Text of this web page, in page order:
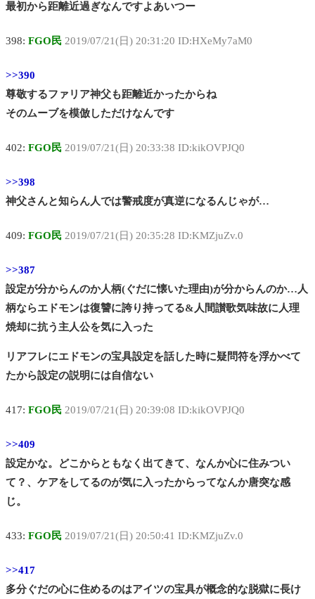
最初から距離近過ぎなんですよあいつー
398: FGO民 2019/07/21(日) 20:31:20 ID:HXeMy7aM0
>>390
尊敬するファリア神父も距離近かったからね
そのムーブを模倣しただけなんです
402: FGO民 2019/07/21(日) 20:33:38 ID:kikOVPJQ0
>>398
神父さんと知らん人では警戒度が真逆になるんじゃが…
409: FGO民 2019/07/21(日) 20:35:28 ID:KMZjuZv.0
>>387
設定が分からんのか人柄(ぐだに懐いた理由)が分からんのか…人
柄ならエドモンは復讐に誇り持ってる&人間讃歌気味故に人理
焼却に抗う主人公を気に入った
リアフレにエドモンの宝具設定を話した時に疑問符を浮かべて
たから設定の説明には自信ない
417: FGO民 2019/07/21(日) 20:39:08 ID:kikOVPJQ0
>>409
設定かな。どこからともなく出てきて、なんか心に住みつい
て？、ケアをしてるのが気に入ったからってなんか唐突な感
じ。
433: FGO民 2019/07/21(日) 20:50:41 ID:KMZjuZv.0
>>417
多分ぐだの心に住めるのはアイツの宝具が概念的な脱獄に長け